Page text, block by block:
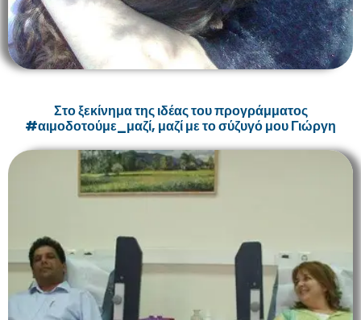
Στο ξεκίνημα της ιδέας του προγράμματος
#αιμοδοτούμε_μαζί, μαζί με το σύζυγό μου Γιώργη